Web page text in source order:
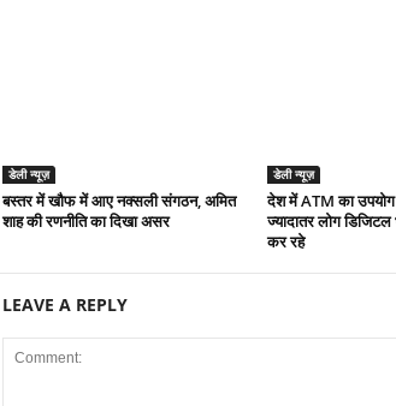
डेली न्यूज़
बस्तर में खौफ में आए नक्सली संगठन, अमित
शाह की रणनीति का दिखा असर
डेली न्यूज़
देश में ATM का
ज्यादातर लोग
कर रहे
LEAVE A REPLY